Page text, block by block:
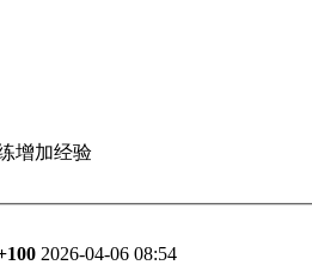
增加经验
2026-04-06 08:54